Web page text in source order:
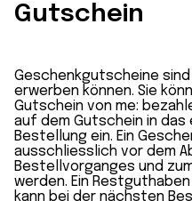
Gutschein
Geschenkgutscheine
erwerben können. Sie
Gutschein von me:
auf dem Gutschein in
Bestellung ein. Ein
ausschliesslich vor dem
Bestellvorganges und
werden. Ein
kann bei der nächsten